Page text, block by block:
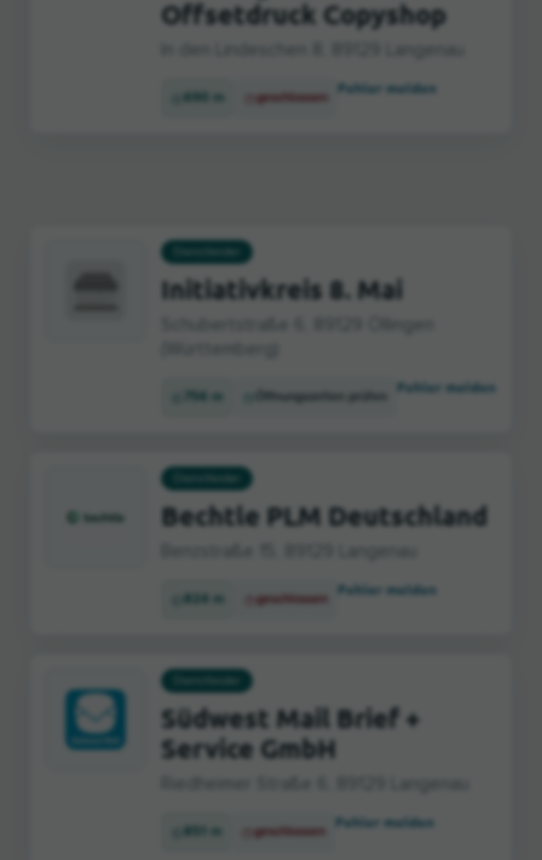
Offsetdruck Copyshop
690 m geschlossen
Fehler melden
Initiativkreis 8. Mai
756 m Öffnungszeiten prüfen
Fehler melden
Bechtle PLM Deutschland
824 m geschlossen
Fehler melden
Südwest Mail Brief +
Service GmbH
851 m geschlossen
Fehler melden